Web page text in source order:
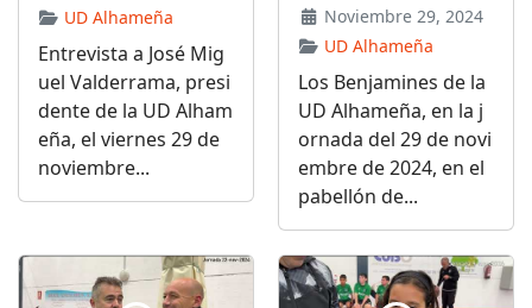
UD Alhameña
Entrevista a José Mig
uel Valderrama, presi
dente de la UD Alham
eña, el viernes 29 de
noviembre...
Noviembre 29, 2024
UD Alhameña
Los Benjamines de la
UD Alhameña, en la j
ornada del 29 de novi
embre de 2024, en el
pabellón de...